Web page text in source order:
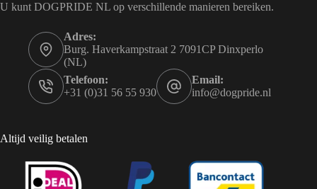
U kunt DOGPRIDE NL op verschillende manieren bereiken.
Adres:
Burg. Haverkampstraat 2 7091CP Dinxperlo
(NL)
Telefoon:
+31 (0)31 56 55 930
Email:
info@dogpride.nl
Altijd veilig betalen